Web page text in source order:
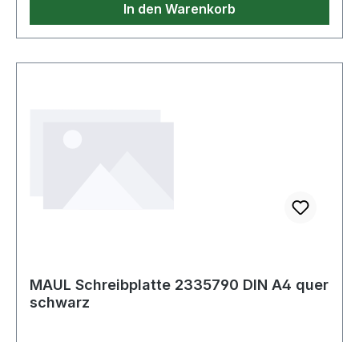
In den Warenkorb
MAUL Schreibplatte 2335790 DIN A4 quer
schwarz